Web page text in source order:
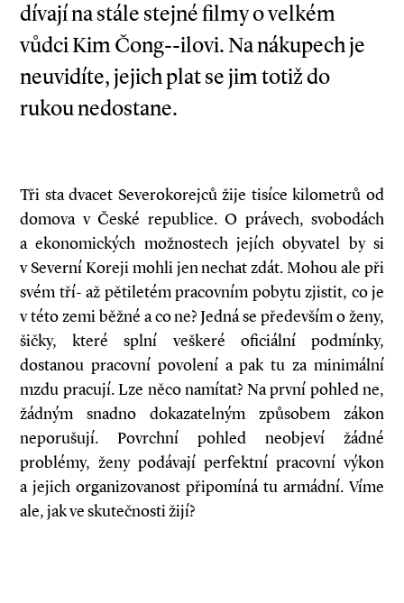
dívají na stále stejné filmy o velkém
vůdci Kim Čong--ilovi. Na nákupech je
neuvidíte, jejich plat se jim totiž do
rukou nedostane.
Tři sta dvacet Severokorejců žije tisíce kilometrů od
domova v České republice. O právech, svobodách
a ekonomických možnostech jejích obyvatel by si
v Severní Koreji mohli jen nechat zdát. Mohou ale při
svém tří- až pětiletém pracovním pobytu zjistit, co je
v této zemi běžné a co ne? Jedná se především o ženy,
šičky, které splní veškeré oficiální podmínky,
dostanou pracovní povolení a pak tu za minimální
mzdu pracují. Lze něco namítat? Na první pohled ne,
žádným snadno dokazatelným způsobem zákon
neporušují. Povrchní pohled neobjeví žádné
problémy, ženy podávají perfektní pracovní výkon
a jejich organizovanost připomíná tu armádní. Víme
ale, jak ve skutečnosti žijí?